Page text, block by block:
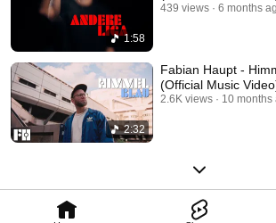
1:58
439 views 6 months
2:32
Fabian Haupt -
(Official Music
2.6K views 10 months